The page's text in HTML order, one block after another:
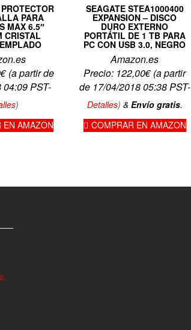
PARA
MAX 6.5″
CRISTAL
€(a partir de
04:09 PST-
)
EN AMAZON
SEAGATE STEA1000400
EXPANSION – DISCO
DURO EXTERNO
PORTÁTIL DE 1 TB PARA
PC CON USB 3.0, NEGRO
Amazon.es
Precio: 122,00€(a partir
de 17/04/2018 05:38 PST-
Detalles) & Envío gratis.
COMPRAR EN AMAZON